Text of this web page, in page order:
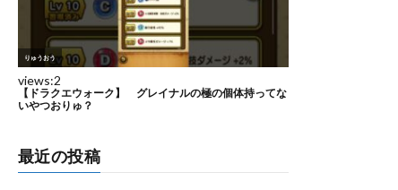
最近の投稿